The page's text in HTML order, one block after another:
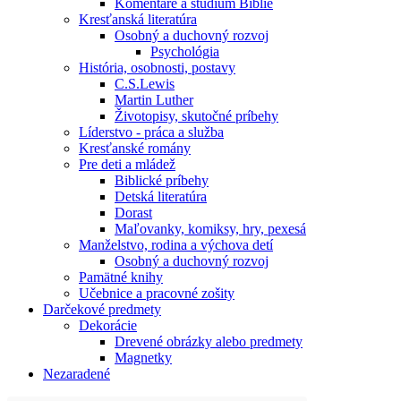
Komentáre a štúdium Biblie
Kresťanská literatúra
Osobný a duchovný rozvoj
Psychológia
História, osobnosti, postavy
C.S.Lewis
Martin Luther
Životopisy, skutočné príbehy
Líderstvo - práca a služba
Kresťanské romány
Pre deti a mládež
Biblické príbehy
Detská literatúra
Dorast
Maľovanky, komiksy, hry, pexesá
Manželstvo, rodina a výchova detí
Osobný a duchovný rozvoj
Pamätné knihy
Učebnice a pracovné zošity
Darčekové predmety
Dekorácie
Drevené obrázky alebo predmety
Magnetky
Nezaradené